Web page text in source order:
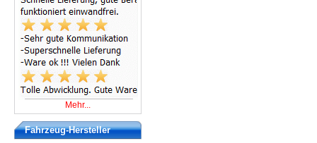
Mehr...
Fahrzeug-Hersteller